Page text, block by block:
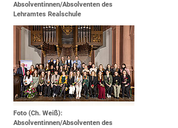
Absolventinnen/Absolventen des
Lehramtes Realschule
Foto (Ch. Weiß):
Absolventinnen/Absolventen des